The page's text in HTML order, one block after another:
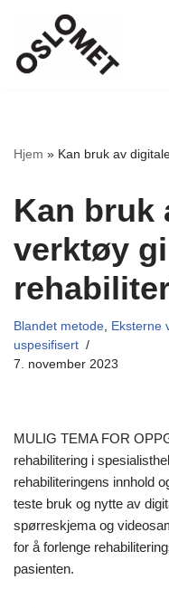
Hopp
til
Hjem » Kan bruk av
Kan bruk
verktøy
Blandet metode Eksterne
uspesifisert
7. november 2023
MULIG TEMA FOR
rehabilitering i
rehabiliteringens innhold
teste bruk og nytte av
spørreskjema og
for å forlenge
pasienten.